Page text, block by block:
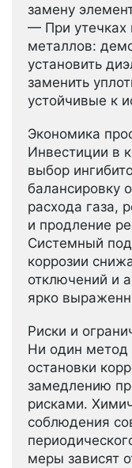
замену
— При утечках
металлов:
установить
заменить
устойчивые к
Экономика
Инвестиции в
выбор
балансировку
расхода газа,
и продление
Системный
коррозии
отключений и
ярко
Риски и
Ни один метод
остановки
замедлению
рисками.
соблюдения
меры зависят